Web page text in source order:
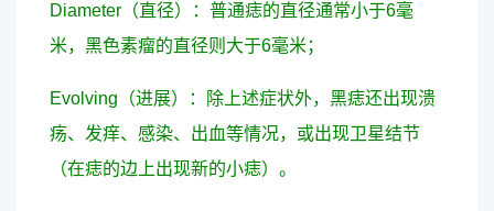
Diameter（直径）：普通痣的直径通常小于6毫
米，黑色素瘤的直径则大于6毫米；
Evolving（进展）：除上述症状外，黑痣还出现溃
疡、发痒、感染、出血等情况，或出现卫星结节
（在痣的边上出现新的小痣）。